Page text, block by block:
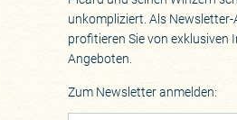
unkompliziert. Als
profitieren Sie von exklusiven
Angeboten.
Zum Newsletter anmelden: